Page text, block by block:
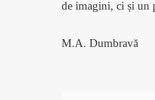
de imagini, ci și un
M.A. Dumbravă